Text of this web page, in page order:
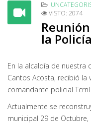
VISTO: 2074
la
En la alcaldía de nuestra
Cantos Acosta, recibió la
comandante policial
Actualmente se
municipal 29 de